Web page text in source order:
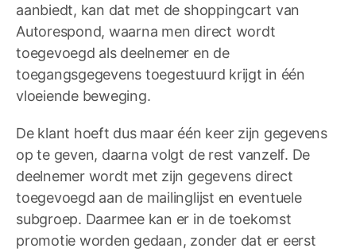
aanbiedt, kan dat met de shoppingcart van
Autorespond, waarna men direct wordt
toegevoegd als deelnemer en de
toegangsgegevens toegestuurd krijgt in één
vloeiende beweging.
De klant hoeft dus maar één keer zijn gegevens
op te geven, daarna volgt de rest vanzelf. De
deelnemer wordt met zijn gegevens direct
toegevoegd aan de mailinglijst en eventuele
subgroep. Daarmee kan er in de toekomst
promotie worden gedaan, zonder dat er eerst